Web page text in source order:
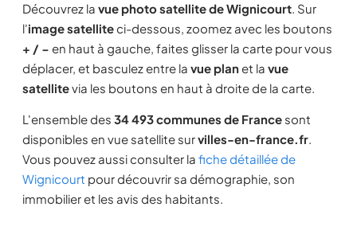
Découvrez la vue photo satellite de Wignicourt. Sur
l'image satelliteci-dessous, zoomez avec les boutons
+ / − en haut à gauche, faites glisser la carte pour vous
déplacer, et basculez entre la vue planet la vue
satellitevia les boutons en haut à droite de la carte.
L'ensemble des 34 493 communes de France sont
disponibles en vue satellite survilles-en-france.fr.
Vous pouvez aussi consulter la fiche détaillée de
Wignicourt pour découvrir sa démographie, son
immobilier et les avis des habitants.